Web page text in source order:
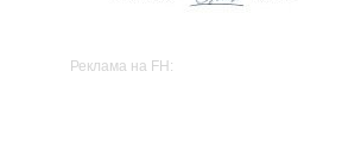
Реклама на FH: